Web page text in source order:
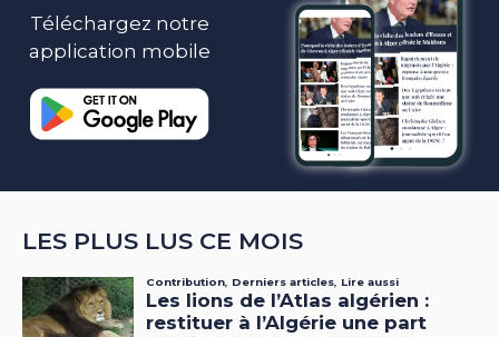
Téléchargez notre
application mobile
LES PLUS LUS CE MOIS